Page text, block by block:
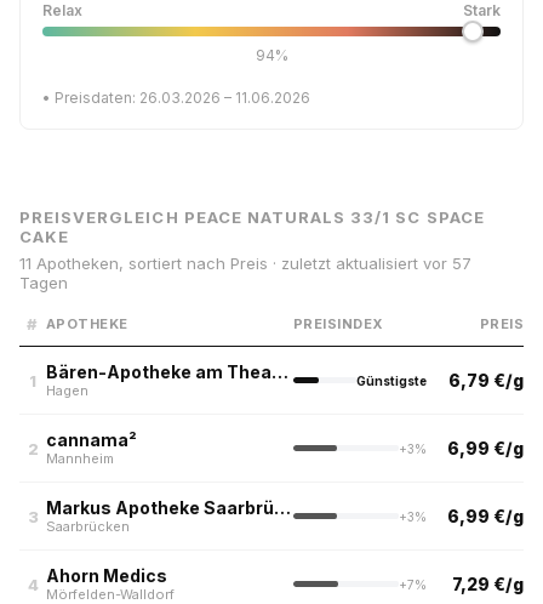
Relax Stark
94%
• Preisdaten: 26.03.2026 – 11.06.2026
PREISVERGLEICH PEACE NATURALS 33/1 SC SPACE
CAKE
11 Apotheken, sortiert nach Preis · zuletzt aktualisiert vor 57
Tagen
# APOTHEKE PREISINDEX PREIS
1 Bären-Apotheke am Theater, Hagen
Hagen
Günstigste 6,79 €/g
2 cannama²
Mannheim
+3% 6,99 €/g
3 Markus Apotheke Saarbrücken
Saarbrücken
+3% 6,99 €/g
4 Ahorn Medics
Mörfelden-Walldorf
+7% 7,29 €/g